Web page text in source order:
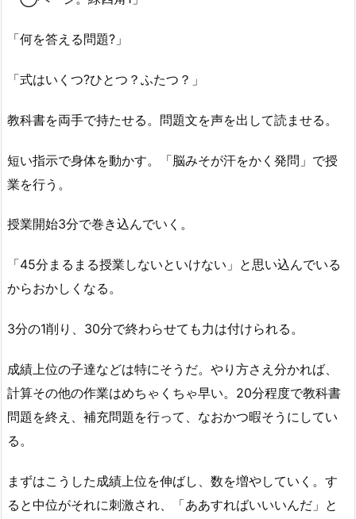
「何を答える問題?」
「式はいくつ?ひとつ？ふたつ？」
教科書を両手で持たせる。問題文を声を出して読ませる。
短い指示で身体を動かす。「脳みそが汗をかく発問」で授
業を行う。
授業開始3分で巻き込んでいく。
「45分まるまる授業しないといけない」と思い込んでいる
からおかしくなる。
3分の1削り、30分で終わらせても力は付けられる。
成績上位の子達などは特にそうだ。やり方さえ分かれば、
計算その他の作業はめちゃくちゃ早い。20分程度で教科書
問題を終え、補充問題を行って、なおかつ暇そうにしてい
る。
まずはこうした成績上位を伸ばし、数を増やしていく。す
ると中位がそれに刺激され、「ああすればいいいんだ」と